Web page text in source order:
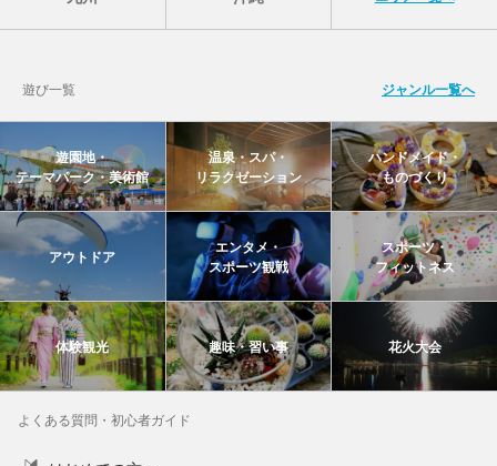
遊び一覧 ジャンル一覧へ
遊園地・
テーマパーク・美術館
温泉・スパ・
リラクゼーション
ハンドメイド・
ものづくり
アウトドア
エンタメ・
スポーツ観戦
スポーツ・
フィットネス
体験観光 趣味・習い事 花火大会
よくある質問・初心者ガイド